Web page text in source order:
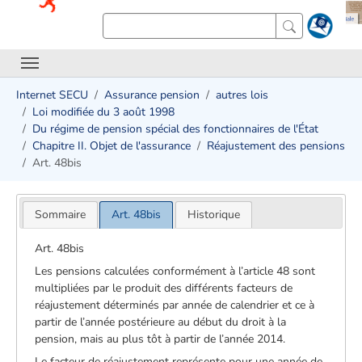
Internet SECU Assurance pension
autres lois
Loi modifiée du 3 août 1998
Du régime de pension spécial des fonctionnaires de l'État
Chapitre II. Objet de l'assurance
Réajustement des pensions
Art. 48bis
Sommaire Art. 48bis Historique
Art. 48bis
Les pensions calculées conformément à l’article 48 sont
multipliées par le produit des différents facteurs de
réajustement déterminés par année de calendrier et ce à
partir de l’année postérieure au début du droit à la
pension, mais au plus tôt à partir de l’année 2014.